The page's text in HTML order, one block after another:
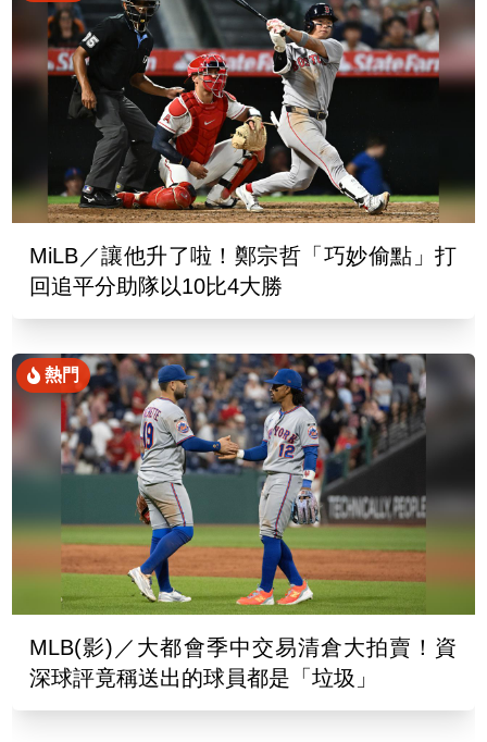
MiLB／讓他升了啦！鄭宗哲「巧妙偷點」打
回追平分助隊以10比4大勝
熱門
MLB(影)／大都會季中交易清倉大拍賣！資
深球評竟稱送出的球員都是「垃圾」